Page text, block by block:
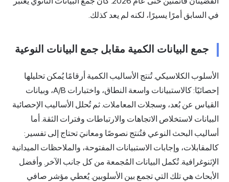
في السابق أمرًا يسيرًا، لكنه لم يعد كذلك.
جمع البيانات الكمية مقابل جمع البيانات النوعية
الأسلوب الكلاسيكي. تُنتج الأساليب الكمية أرقامًا يُمكن تحليلها
إحصائيًا: كالاستبيانات واسعة النطاق، واختبارات A/B، وبيانات
القياس عن بُعد، وسجلات المعاملات. ثم تُحلل الأساليب الإحصائية
البيانات لاستخلاص الاتجاهات والارتباطات وفترات الثقة. أما
أساليب البحث النوعي فتُنتج نصوصًا ومعانيَ تحتاج إلى تفسير:
كالمقابلات، وإجابات الاستبيانات المفتوحة، والملاحظات الميدانية
الإثنوغرافية. تُكمل البيانات المُجمعة من كل جانب الآخر. وأفضل
الأبحاث هي تلك التي تجمع بين الأسلوبين. يُعطي مؤشر صافي